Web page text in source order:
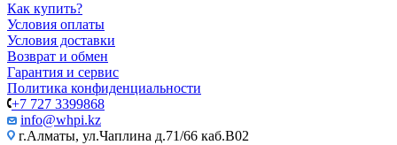
Как купить?
Условия оплаты
Условия доставки
Возврат и обмен
Гарантия и сервис
Политика конфиденциальности
+7 727 3399868
info@whpi.kz
г.Алматы, ул.Чаплина д.71/66 каб.B02